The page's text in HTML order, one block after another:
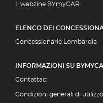
Il webzine BYmyCAR
ELENCO DEI
Concessionarie Lombardia
INFORMAZIONI SU
Contattaci
Condizioni generali di